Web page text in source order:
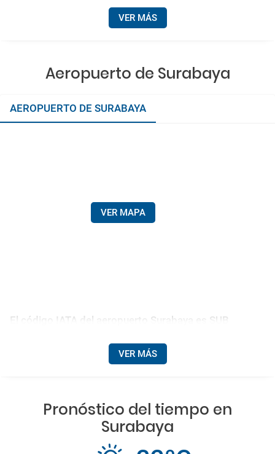
VER MÁS
Aeropuerto de Surabaya
AEROPUERTO DE SURABAYA
VER MAPA
El código IATA del aeropuerto Surabaya es SUB
VER MÁS
Pronóstico del tiempo en
Surabaya